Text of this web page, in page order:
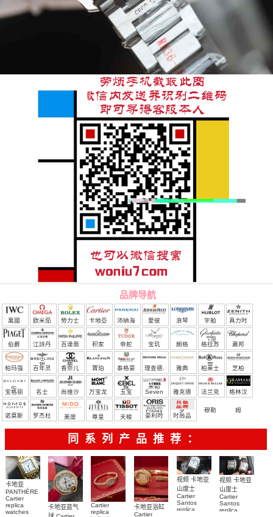
品牌导航
萬國 欧米茄 勞力士 卡地亞 沛納海 愛彼 浪琴 宇舶
（恒
宝）
真力时
伯爵 江詩丹
頓
百達翡
麗
积家 帝舵 宝玑 朗格 格拉苏
蒂
蕭邦
帕玛强
尼
百年灵 香奈儿 寶珀 泰格豪
雅
理查德.
米勒
雅典 柏莱士 芝柏
宝格丽 名士 尚维沙 万宝龙 玉宝 Seven
Friday
雅克德
罗
法兰克
穆勒
格林汉
姆
诺莫斯
罗杰杜 美度 尊皇 天梭 豪利时 时尚品
牌/原单
同系列产品推荐：
卡地亚
PANTHÈRE
Cartier
replica
watches
卡地亚蓝气
Cartier
replica
卡地亚浴缸
Cartier
视频 卡地亚
山度士
Cartier
Santos
replica
视频 卡地亚
山度士
Cartier
Santos
replica